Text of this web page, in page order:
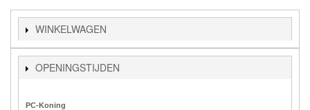
WINKELWAGEN
OPENINGSTIJDEN
PC-Koning